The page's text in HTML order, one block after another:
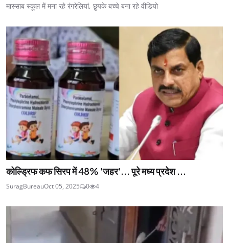
मास्साब स्कूल में मना रहे रंगरेलियां, छुपके बच्चे बना रहे वीडियो
कोल्ड्रिफ कफ सिरप में 48% 'जहर'... पूरे मध्य प्रदेश ...
SuragBureauOct 05, 2025 0 4